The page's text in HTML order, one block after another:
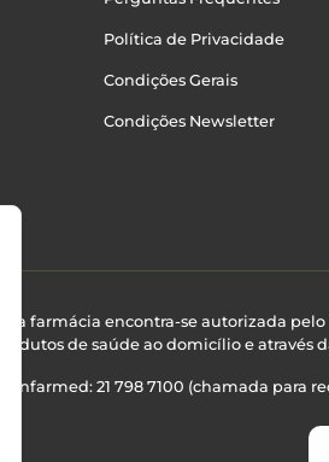
Política de Privacidade
Condições Gerais
Condições Newsletter
Esta farmácia encontra-se autorizada
produtos de saúde ao domicílio e através
Nº Infarmed: 21 798 7100 (chamada para